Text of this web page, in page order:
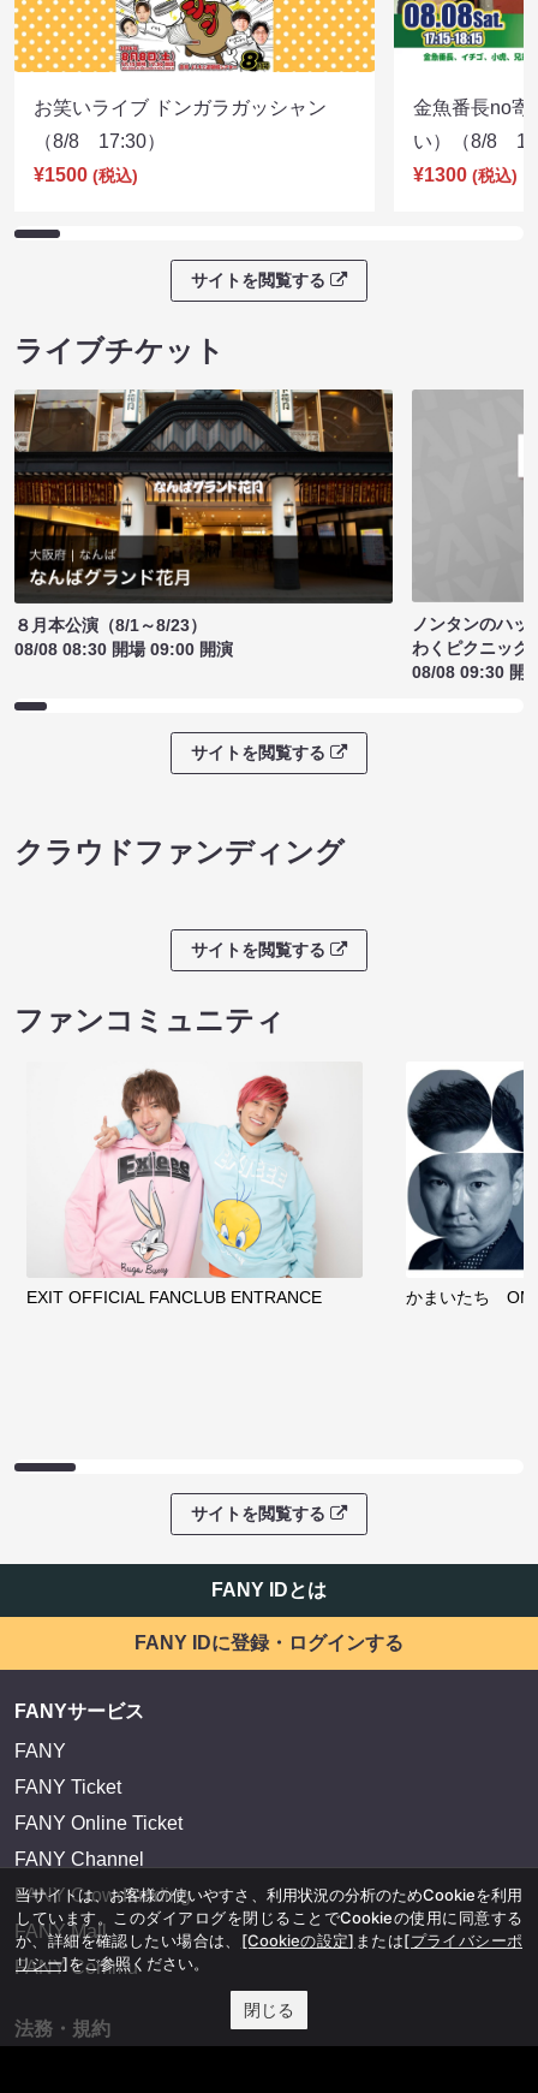
お笑いライブ ドンガラガッシャン
（8/8 17:30）
¥1500 (税込)
金魚番長no寄
い）（8/8
¥1300 (税込)
サイトを閲覧する
ライブチケット
８月本公演（8/1～8/23）
08/08 08:30 開場 09:00 開演
ノンタンのハッ
わくピクニック
08/08 09:30 開
サイトを閲覧する
クラウドファンディング
サイトを閲覧する
ファンコミュニティ
EXIT OFFICIAL FANCLUB ENTRANCE かまいたち
サイトを閲覧する
FANY IDとは
FANY IDに登録・ログインする
FANYサービス
FANY
FANY Ticket
FANY Online Ticket
FANY Channel
FANY Crowdfunding
FANY Mall
FANY Commu
法務・規約
当サイトは、お客様の使いやすさ、利用状況の分析のためCookieを利用
しています。このダイアログを閉じることでCookieの使用に同意する
か、詳細を確認したい場合は、 [Cookieの設定] または[プライバシーポ
リシー]をご参照ください。
閉じる